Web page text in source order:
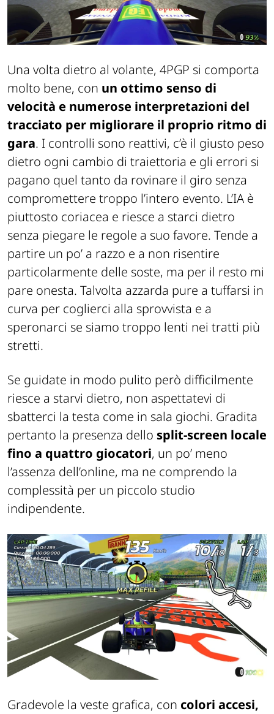
Una volta dietro al volante, 4PGP si comporta
molto bene, con un ottimo senso di
velocità e numerose interpretazioni del
tracciato per migliorare il proprio ritmo di
gara. I controlli sono reattivi, c’è il giusto peso
dietro ogni cambio di traiettoria e gli errori si
pagano quel tanto da rovinare il giro senza
compromettere troppo l’intero evento. L’IA è
piuttosto coriacea e riesce a starci dietro
senza piegare le regole a suo favore. Tende a
partire un po’ a razzo e a non risentire
particolarmente delle soste, ma per il resto mi
pare onesta. Talvolta azzarda pure a tuffarsi in
curva per coglierci alla sprovvista e a
speronarci se siamo troppo lenti nei tratti più
stretti.
Se guidate in modo pulito però difficilmente
riesce a starvi dietro, non aspettatevi di
sbatterci la testa come in sala giochi. Gradita
pertanto la presenza dello split-screen locale
fino a quattro giocatori, un po’ meno
l’assenza dell’online, ma ne comprendo la
complessità per un piccolo studio
indipendente.
Gradevole la veste grafica, con colori accesi,